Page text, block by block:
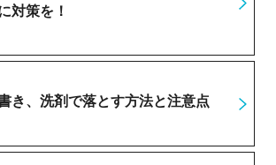
対策を！
き、洗剤で落とす方法と注意点